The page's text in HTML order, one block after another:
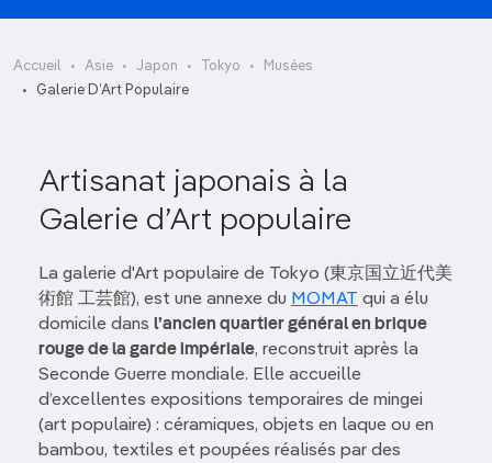
Accueil Asie Japon Tokyo
Musées
Galerie D’Art Populaire
Artisanat japonais à la
Galerie d’Art populaire
La galerie d'Art populaire de Tokyo (東京国立近代美
術館 工芸館), est une annexe du MOMAT qui a élu
domicile dans l’ancien quartier général en brique
rouge de la garde impériale, reconstruit après la
Seconde Guerre mondiale. Elle accueille
d’excellentes expositions temporaires de mingei
(art populaire) : céramiques, objets en laque ou en
bambou, textiles et poupées réalisés par des